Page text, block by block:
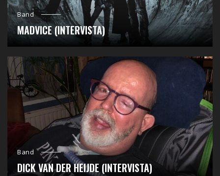
Band
MADVICE (INTERVISTA)
Band
DICK VAN DER HEIJDE (INTERVISTA)